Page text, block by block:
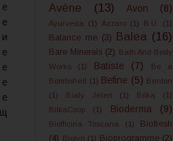
е
е
Avène (13) Avon (8)
Ayurveda (1) Azzaro (1) B.U. (1)
Balance me (3) Balea (16)
Bare Minerals (2) Bath And Body
Works
(1) Batiste (7)
Be a
Bombshell (1) Befine (5) Benton
(1)
Bialy Jelen (1) Bilka
(1)
BilkaCoop
(1) Bioderma (9)
Biofficina Toscana (1)
Biofresh
(4) Biolyn (1) Bioprogramme (2)